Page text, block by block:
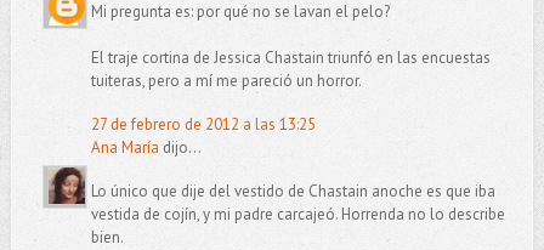
Mi pregunta es: por qué no se lavan el pelo?
El traje cortina de Jessica Chastain triunfó en las encuestas
tuiteras, pero a mí me pareció un horror.
27 de febrero de 2012 a las 13:25
Ana María dijo...
Lo único que dije del vestido de Chastain anoche es que iba
vestida de cojín, y mi padre carcajeó. Horrenda no lo describe
bien.